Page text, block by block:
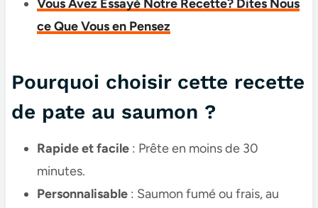
Vous Avez Essayé Notre Recette? Dites Nous
ce Que Vous en Pensez
Pourquoi choisir cette recette
de pate au saumon​​ ?
Rapide et facile: Prête en moins de 30
minutes.
Personnalisable: Saumon fumé ou frais, au